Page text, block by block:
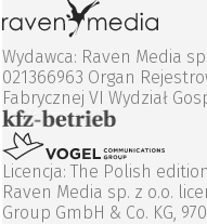
Wydawca: Raven Media
021366963 Organ
Fabrycznej VI Wydział
Licencja: The Polish
Raven Media sp. z o.o.
Group GmbH & Co. KG,